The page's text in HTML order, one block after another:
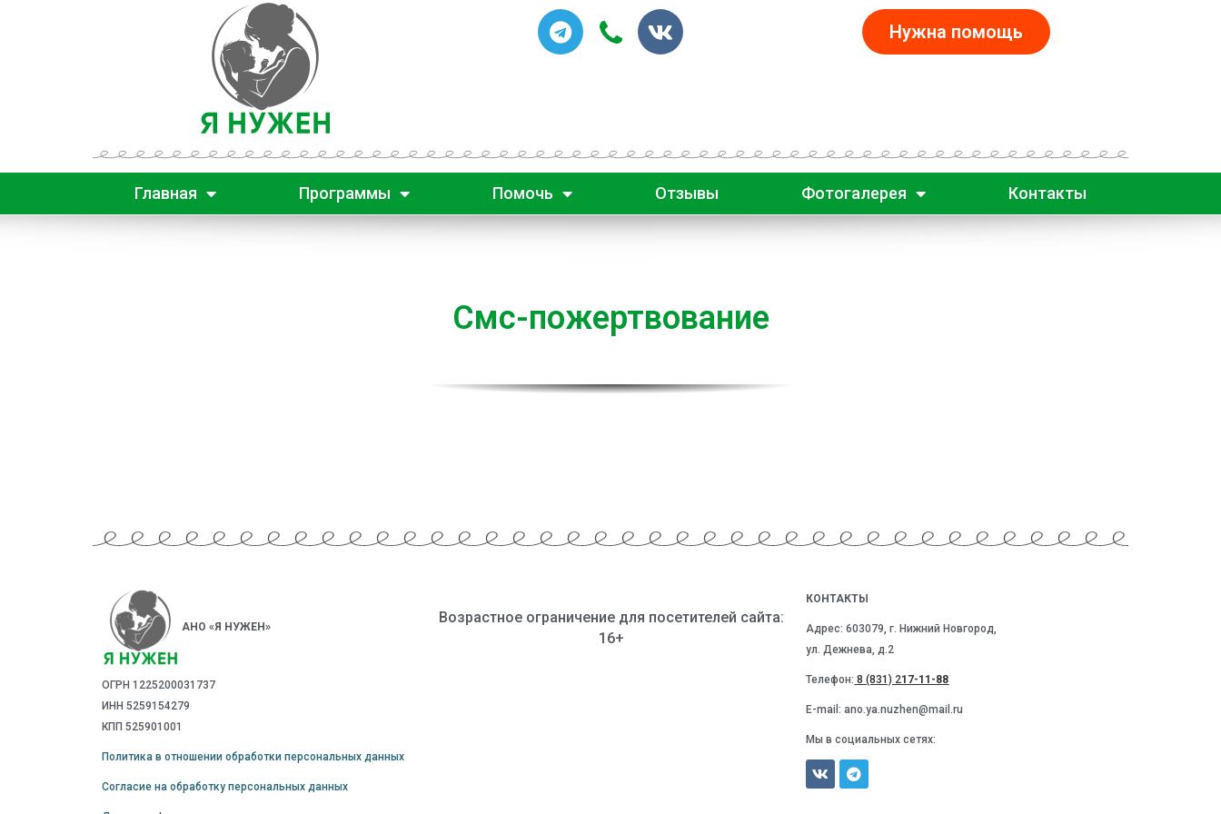
Нужна помощь
Главная Программы Помочь Отзывы Фотогалерея Контакты
Смс-пожертвование
АНО «Я НУЖЕН»
ОГРН 1225200031737
ИНН 5259154279
КПП 525901001
Политика в отношении обработки персональных данных
Согласие на обработку персональных данных
Возрастное ограничение для посетителей сайта:
16+
КОНТАКТЫ
Адрес: 603079, г. Нижний Новгород,
ул. Дежнева, д.2
Телефон: 8 (831) 217-11-88
E-mail: ano.ya.nuzhen@mail.ru
Мы в социальных сетях: